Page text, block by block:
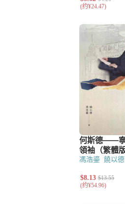
馮浩鎏 饒以德